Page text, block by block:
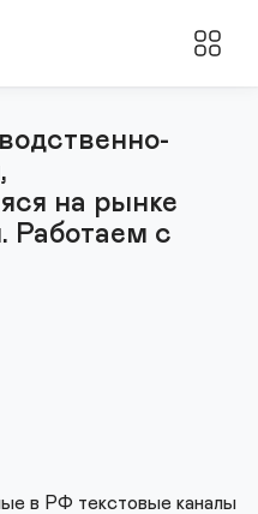
на рынке
Работаем с
в РФ текстовые каналы